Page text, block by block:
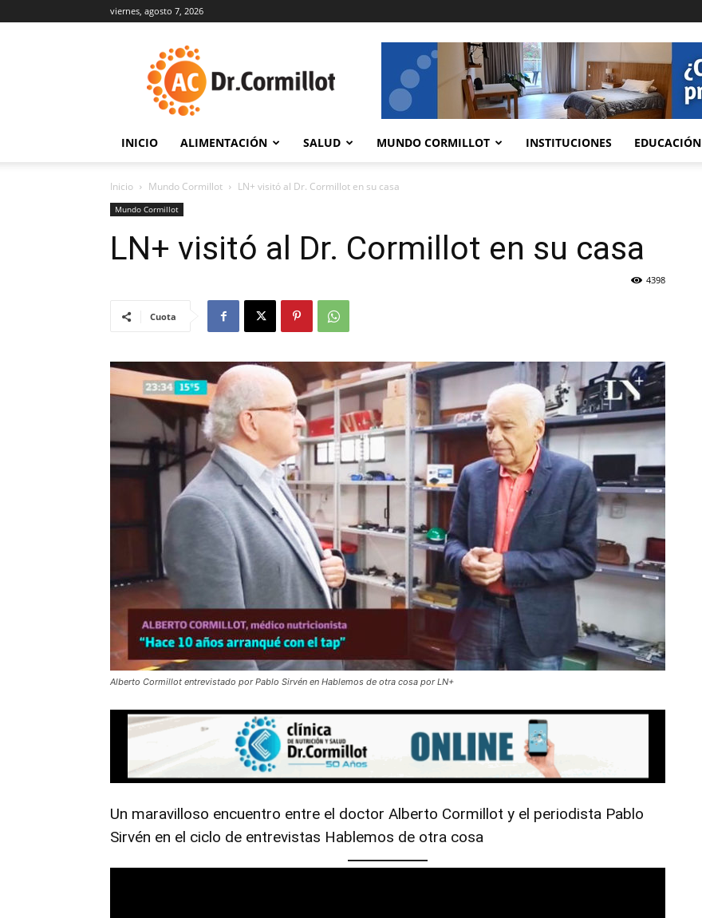
viernes, agosto 7, 2026
INICIO ALIMENTACIÓN SALUD MUNDO CORMILLOT INSTITUCIONES EDUCACIÓN
Inicio Mundo Cormillot LN+ visitó al Dr. Cormillot en su casa
Mundo Cormillot
LN+ visitó al Dr. Cormillot en su casa
4398
Cuota
Alberto Cormillot entrevistado por Pablo Sirvén en Hablemos de otra cosa por LN+
Un maravilloso encuentro entre el doctor Alberto Cormillot y el periodista Pablo
Sirvén en el ciclo de entrevistas Hablemos de otra cosa